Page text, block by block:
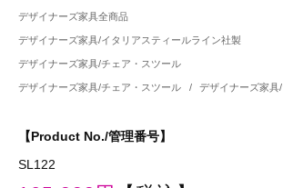
デザイナーズ家具全商品
デザイナーズ家具/イタリアスティールライン社製
デザイナーズ家具/チェア・スツール
デザイナーズ家具/チェア・スツール / デザイナーズ家具
【Product No./管理番号】
SL122